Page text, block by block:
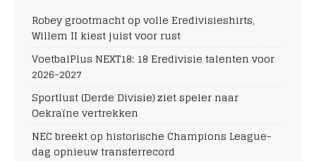
Robey grootmacht op volle Eredivisieshirts,
Willem II kiest juist voor rust
VoetbalPlus NEXT18: 18 Eredivisie talenten voor
2026-2027
Sportlust (Derde Divisie) ziet speler naar
Oekraïne vertrekken
NEC breekt op historische Champions League-
dag opnieuw transferrecord